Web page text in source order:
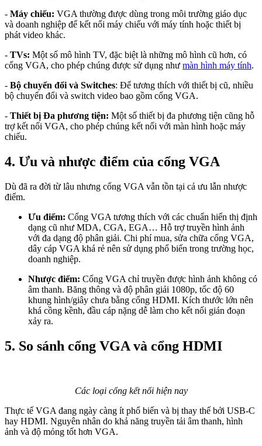
- Máy chiếu: VGA thường được dùng trong môi trường giáo dục
và doanh nghiệp để kết nối máy chiếu với máy tính hoặc thiết bị
phát video khác.
- TVs: Một số mô hình TV, đặc biệt là những mô hình cũ hơn, có
cổng VGA, cho phép chúng được sử dụng như màn hình máy tính.
- Bộ chuyển đổi và Switches: Để tương thích với thiết bị cũ, nhiều
bộ chuyển đổi và switch video bao gồm cổng VGA.
- Thiết bị Đa phương tiện: Một số thiết bị đa phương tiện cũng hỗ
trợ kết nối VGA, cho phép chúng kết nối với màn hình hoặc máy
chiếu.
4. Ưu và nhược điểm của cổng VGA
Dù đã ra đời từ lâu nhưng cổng VGA vẫn tồn tại cả ưu lẫn nhược
điểm.
Ưu điểm: Cổng VGA tương thích với các chuẩn hiển thị định
dạng cũ như MDA, CGA, EGA… Hỗ trợ truyền hình ảnh
với đa dạng độ phân giải. Chi phí mua, sửa chữa cổng VGA,
dây cáp VGA khá rẻ nên sử dụng phổ biến trong trường học,
doanh nghiệp.
Nhược điểm: Cổng VGA chỉ truyền được hình ảnh không có
âm thanh. Băng thông và độ phân giải 1080p, tốc độ 60
khung hình/giây chưa bằng cổng HDMI. Kích thước lớn nên
khá cồng kềnh, đầu cáp nặng dễ làm cho kết nối gián đoạn
xảy ra.
5. So sánh cổng VGA và cổng HDMI
Các loại cổng kết nối hiện nay
Thực tế VGA đang ngày càng ít phổ biến và bị thay thế bởi USB-C
hay HDMI. Nguyên nhân do khả năng truyền tải âm thanh, hình
ảnh và độ mỏng tốt hơn VGA.